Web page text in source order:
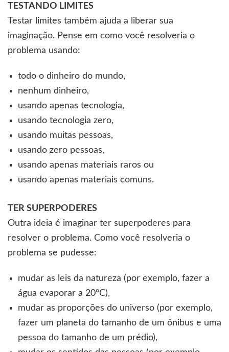
TESTANDO LIMITES
Testar limites também ajuda a liberar sua
imaginação. Pense em como você resolveria o
problema usando:
todo o dinheiro do mundo,
nenhum dinheiro,
usando apenas tecnologia,
usando tecnologia zero,
usando muitas pessoas,
usando zero pessoas,
usando apenas materiais raros ou
usando apenas materiais comuns.
TER SUPERPODERES
Outra ideia é imaginar ter superpoderes para
resolver o problema. Como você resolveria o
problema se pudesse:
mudar as leis da natureza (por exemplo, fazer a
água evaporar a 20°C),
mudar as proporções do universo (por exemplo,
fazer um planeta do tamanho de um ônibus e uma
pessoa do tamanho de um prédio),